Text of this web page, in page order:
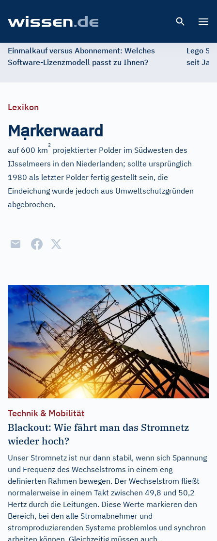
Einmalkauf versus Abonnement: Welches
Software-Lizenzmodell passt zu Ihnen?
Lego
seit
Lexikon
Mạrkerwaard
auf 600 km
2
projektierter Polder im Südwesten des
IJsselmeers in den Niederlanden; sollte ursprünglich
1980 als letzter Polder fertig gestellt sein, die
Eindeichung wurde jedoch aus Umweltschutzgründen
abgebrochen.
Technik & Mobilität
Blackout: Wie fährt man das Stromnetz
wieder hoch?
Unser Stromnetz ist nur dann stabil, wenn sich Spannung
und Frequenz des Wechselstroms in einem eng
definierten Rahmen bewegen. Der Wechselstrom fließt
normalerweise in einem Takt zwischen 49,8 und 50,2
Hertz durch die Leitungen. Diese Werte markieren den
Bereich, bei den alle Stromabnehmer und
stromproduzierenden Systeme problemlos und synchron
arbeiten können. Gleichzeitig müssen auch...